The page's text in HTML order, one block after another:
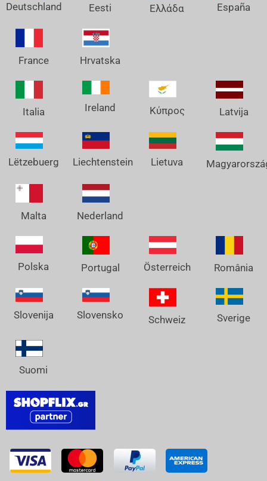
Deutschland Eesti Ελλάδα España
France Hrvatska
Italia Ireland Κύπρος Latvija
Lëtzebuerg Liechtenstein Lietuva
Malta Nederland
Polska Portugal Österreich România
Slovenija Slovensko Schweiz Sverige
Suomi